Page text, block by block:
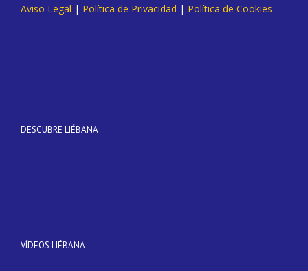
Aviso Legal | Política de Privacidad | Política de Cookies
DESCUBRE LIÉBANA
VÍDEOS LIÉBANA